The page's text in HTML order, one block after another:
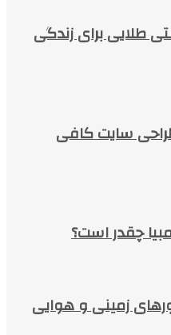
طلایی برای زندگی
طراحی سایت کافی
چقدر است؟
زمینی و هوایی